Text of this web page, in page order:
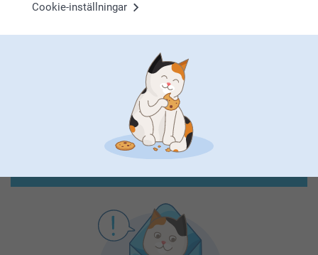
Cookie-inställningar
Förstklassig kundservice
Registrera dig till vårt nyhetsbrev
Ange din e-postadress här